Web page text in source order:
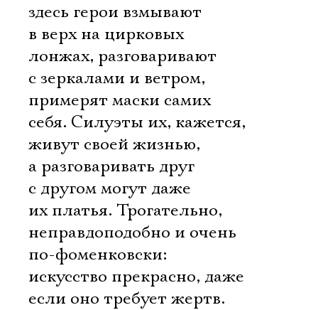
здесь герои взмывают
в верх на цирковых
лонжах, разговаривают
с зеркалами и ветром,
примерят маски самих
себя. Силуэты их, кажется,
живут своей жизнью,
а разговаривать друг
с другом могут даже
их платья. Трогательно,
неправдоподобно и очень
по-фоменковски:
искусство прекрасно, даже
если оно требует жертв.